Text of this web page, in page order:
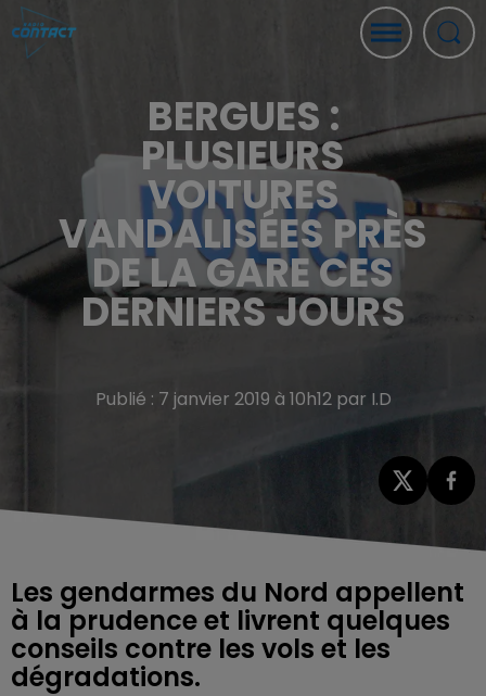
BERGUES :
PLUSIEURS
VOITURES
VANDALISÉES PRÈS
DE LA GARE CES
DERNIERS JOURS
Publié : 7 janvier 2019 à 10h12 par I.D
Les gendarmes du Nord appellent
à la prudence et livrent quelques
conseils contre les vols et les
dégradations.